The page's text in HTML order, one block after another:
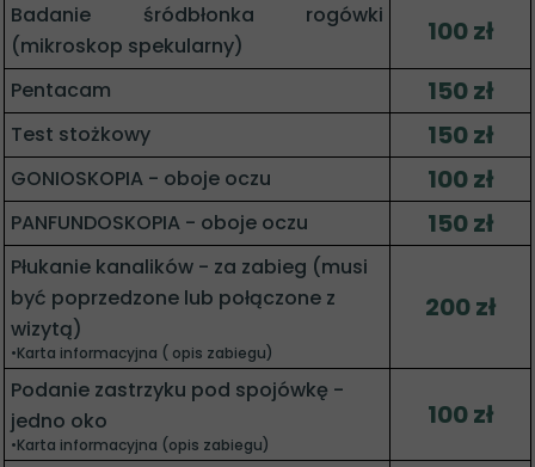
Badanie śródbłonka rogówki
(mikroskop spekularny)
100 zł
Pentacam 150 zł
Test stożkowy 150 zł
GONIOSKOPIA - oboje oczu 100 zł
PANFUNDOSKOPIA - oboje oczu 150 zł
Płukanie kanalików - za zabieg (musi
być poprzedzone lub połączone z
wizytą)
•Karta informacyjna ( opis zabiegu)
200 zł
Podanie zastrzyku pod spojówkę -
jedno oko
•Karta informacyjna (opis zabiegu)
100 zł